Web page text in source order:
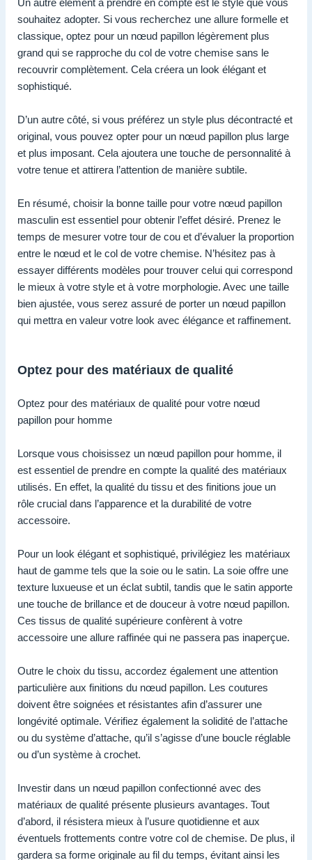
souhaitez adopter. Si vous recherchez une allure formelle et
classique, optez pour un nœud papillon légèrement plus
grand qui se rapproche du col de votre chemise sans le
recouvrir complètement. Cela créera un look élégant et
sophistiqué.
D’un autre côté, si vous préférez un style plus décontracté et
original, vous pouvez opter pour un nœud papillon plus large
et plus imposant. Cela ajoutera une touche de personnalité à
votre tenue et attirera l’attention de manière subtile.
En résumé, choisir la bonne taille pour votre nœud papillon
masculin est essentiel pour obtenir l’effet désiré. Prenez le
temps de mesurer votre tour de cou et d’évaluer la proportion
entre le nœud et le col de votre chemise. N’hésitez pas à
essayer différents modèles pour trouver celui qui correspond
le mieux à votre style et à votre morphologie. Avec une taille
bien ajustée, vous serez assuré de porter un nœud papillon
qui mettra en valeur votre look avec élégance et raffinement.
Optez pour des matériaux de qualité
Optez pour des matériaux de qualité pour votre nœud
papillon pour homme
Lorsque vous choisissez un nœud papillon pour homme, il
est essentiel de prendre en compte la qualité des matériaux
utilisés. En effet, la qualité du tissu et des finitions joue un
rôle crucial dans l’apparence et la durabilité de votre
accessoire.
Pour un look élégant et sophistiqué, privilégiez les matériaux
haut de gamme tels que la soie ou le satin. La soie offre une
texture luxueuse et un éclat subtil, tandis que le satin apporte
une touche de brillance et de douceur à votre nœud papillon.
Ces tissus de qualité supérieure confèrent à votre
accessoire une allure raffinée qui ne passera pas inaperçue.
Outre le choix du tissu, accordez également une attention
particulière aux finitions du nœud papillon. Les coutures
doivent être soignées et résistantes afin d’assurer une
longévité optimale. Vérifiez également la solidité de l’attache
ou du système d’attache, qu’il s’agisse d’une boucle réglable
ou d’un système à crochet.
Investir dans un nœud papillon confectionné avec des
matériaux de qualité présente plusieurs avantages. Tout
d’abord, il résistera mieux à l’usure quotidienne et aux
éventuels frottements contre votre col de chemise. De plus, il
gardera sa forme originale au fil du temps, évitant ainsi les